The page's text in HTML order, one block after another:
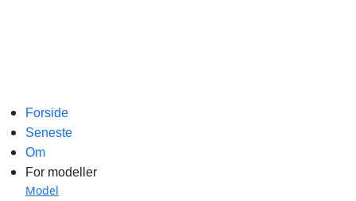
Forside
Seneste
Om
For modeller
Model